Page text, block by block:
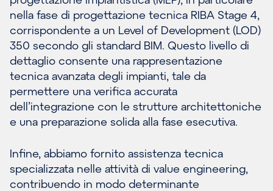
nella fase di progettazione tecnica RIBA Stage 4,
corrispondente a un Level of Development (LOD)
350 secondo gli standard BIM. Questo livello di
dettaglio consente una rappresentazione
tecnica avanzata degli impianti, tale da
permettere una verifica accurata
dell’integrazione con le strutture architettoniche
e una preparazione solida alla fase esecutiva.
Infine, abbiamo fornito assistenza tecnica
specializzata nelle attività di value engineering,
contribuendo in modo determinante